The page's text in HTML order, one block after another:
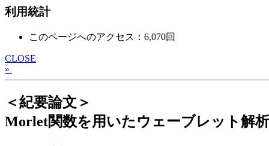
利用統計
このページへのアクセス：6,070回
CLOSE
»
＜紀要論文＞
Morlet関数を用いたウェーブレット解